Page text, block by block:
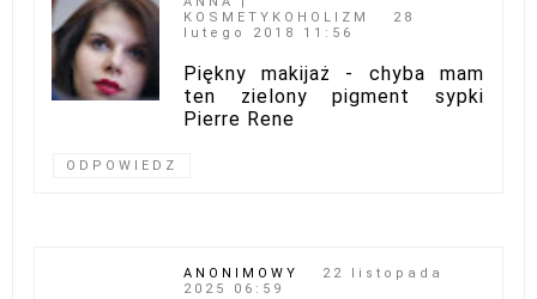
KOSMETYKOHOLIZM
28
lutego 2018 11:56
Piękny makijaż - chyba mam
ten zielony pigment sypki
Pierre Rene
ODPOWIEDZ
ANONIMOWY
22 listopada
2025 06:59